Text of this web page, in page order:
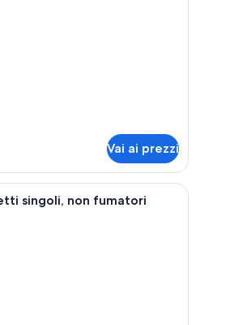
Vai ai prezzi
sono presenti quadri ed una finestra con tende.
Camera d'albergo con soffitto in legno, un
singoli, non fumatori